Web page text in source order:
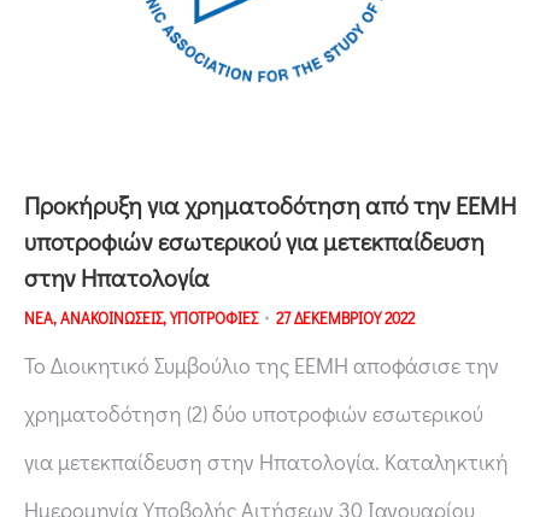
Προκήρυξη για χρηματοδότηση από την ΕΕΜΗ
υποτροφιών εσωτερικού για μετεκπαίδευση
στην Ηπατολογία
ΝΕΑ,ΑΝΑΚΟΙΝΩΣΕΙΣ,ΥΠΟΤΡΟΦΙΕΣ 27 ΔΕΚΕΜΒΡΙΟΥ 2022
Το Διοικητικό Συμβούλιο της ΕΕΜΗ αποφάσισε την
χρηματοδότηση (2) δύο υποτροφιών εσωτερικού
για μετεκπαίδευση στην Ηπατολογία. Καταληκτική
Ημερομηνία Υποβολής Αιτήσεων 30 Ιανουαρίου